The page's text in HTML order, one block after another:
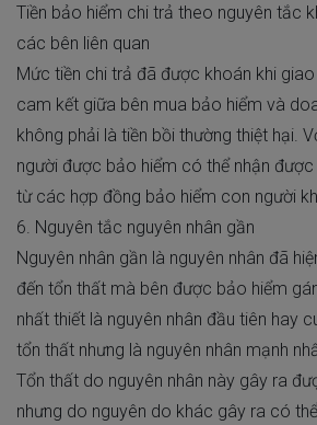
Tiền bảo hiểm chi trả theo nguyên tắc
các bên liên quan
Mức tiền chi trả đã được khoán khi
cam kết giữa bên mua bảo hiểm và
không phải là tiền bồi thường thiệt hại.
người được bảo hiểm có thể nhận
từ các hợp đồng bảo hiểm con người
6. Nguyên tắc nguyên nhân gần
Nguyên nhân gần là nguyên nhân đã
đến tổn thất mà bên được bảo hiểm
nhất thiết là nguyên nhân đầu tiên hay
tổn thất nhưng là nguyên nhân mạnh
Tổn thất do nguyên nhân này gây ra
nhưng do nguyên do khác gây ra có